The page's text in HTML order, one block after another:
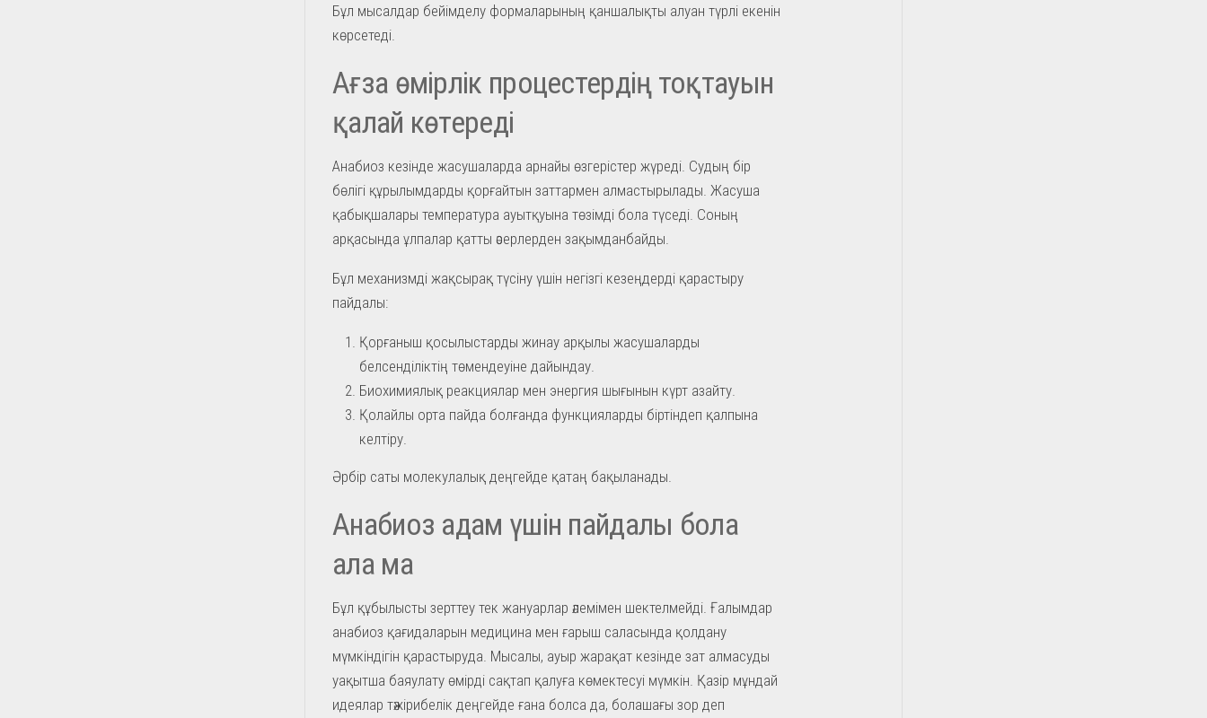
Бұл мысалдар бейімделу формаларының қаншалықты алуан түрлі екенін
көрсетеді.
Ағза өмірлік процестердің тоқтауын
қалай көтереді
Анабиоз кезінде жасушаларда арнайы өзгерістер жүреді. Судың бір
бөлігі құрылымдарды қорғайтын заттармен алмастырылады. Жасуша
қабықшалары температура ауытқуына төзімді бола түседі. Соның
арқасында ұлпалар қатты әсерлерден зақымданбайды.
Бұл механизмді жақсырақ түсіну үшін негізгі кезеңдерді қарастыру
пайдалы:
Қорғаныш қосылыстарды жинау арқылы жасушаларды
белсенділіктің төмендеуіне дайындау.
Биохимиялық реакциялар мен энергия шығынын күрт азайту.
Қолайлы орта пайда болғанда функцияларды біртіндеп қалпына
келтіру.
Әрбір саты молекулалық деңгейде қатаң бақыланады.
Анабиоз адам үшін пайдалы бола
ала ма
Бұл құбылысты зерттеу тек жануарлар әлемімен шектелмейді. Ғалымдар
анабиоз қағидаларын медицина мен ғарыш саласында қолдану
мүмкіндігін қарастыруда. Мысалы, ауыр жарақат кезінде зат алмасуды
уақытша баяулату өмірді сақтап қалуға көмектесуі мүмкін. Қазір мұндай
идеялар тәжірибелік деңгейде ғана болса да, болашағы зор деп